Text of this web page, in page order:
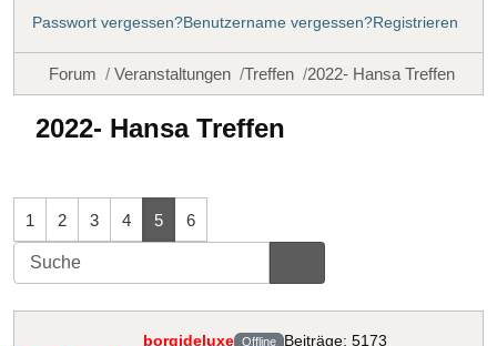
Passwort vergessen?Benutzername vergessen?Registrieren
Forum Veranstaltungen Treffen 2022- Hansa Treffen
2022- Hansa Treffen
1 2 3 4 5 6
borgideluxe Offline Beiträge: 5173